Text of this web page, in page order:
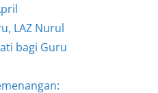
LAZ Nurul
bagi Guru